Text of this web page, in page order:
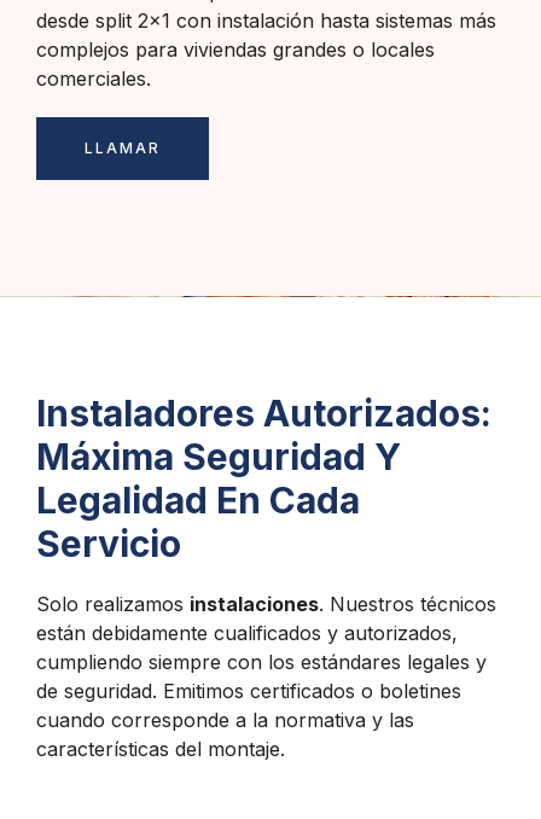
desde split 2×1 con instalación hasta sistemas más
complejos para viviendas grandes o locales
comerciales.
LLAMAR
Instaladores Autorizados:
Máxima Seguridad Y
Legalidad En Cada
Servicio
Solo realizamos instalaciones. Nuestros técnicos
están debidamente cualificados y autorizados,
cumpliendo siempre con los estándares legales y
de seguridad. Emitimos certificados o boletines
cuando corresponde a la normativa y las
características del montaje.